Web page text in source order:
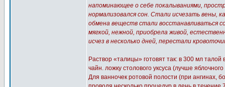
напоминающее о себе покалываниями,
нормализовался сон. Стали исчезать вены,
обмена веществ стали восстанавливаться
мягкой, нежной, приобрела живой,
исчез в несколько дней, перестали
Раствор «талицы» готовят так: в 300 мл
чайн. ложку столового уксуса (лучше
Для ванночек ротовой полости (при ангинах,